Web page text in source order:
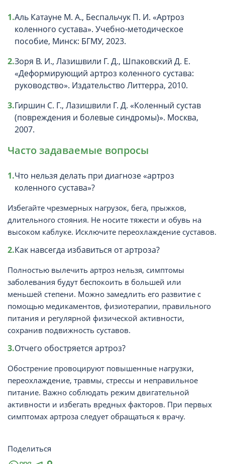
Аль Катауне М. А., Беспальчук П. И. «Артроз
коленного сустава». Учебно-методическое
пособие, Минск: БГМУ, 2023.
Зоря В. И., Лазишвили Г. Д., Шпаковский Д. Е.
«Деформирующий артроз коленного сустава:
руководство». Издательство Литтерра, 2010.
Гиршин С. Г., Лазишвили Г. Д. «Коленный сустав
(повреждения и болевые синдромы)». Москва,
2007.
Часто задаваемые вопросы
Что нельзя делать при диагнозе «артроз
коленного сустава»?
Избегайте чрезмерных нагрузок, бега, прыжков,
длительного стояния. Не носите тяжести и обувь на
высоком каблуке. Исключите переохлаждение суставов.
Как навсегда избавиться от артроза?
Полностью вылечить артроз нельзя, симптомы
заболевания будут беспокоить в большей или
меньшей степени. Можно замедлить его развитие с
помощью медикаментов, физиотерапии, правильного
питания и регулярной физической активности,
сохранив подвижность суставов.
Отчего обостряется артроз?
Обострение провоцируют повышенные нагрузки,
переохлаждение, травмы, стрессы и неправильное
питание. Важно соблюдать режим двигательной
активности и избегать вредных факторов. При первых
симптомах артроза следует обращаться к врачу.
Поделиться